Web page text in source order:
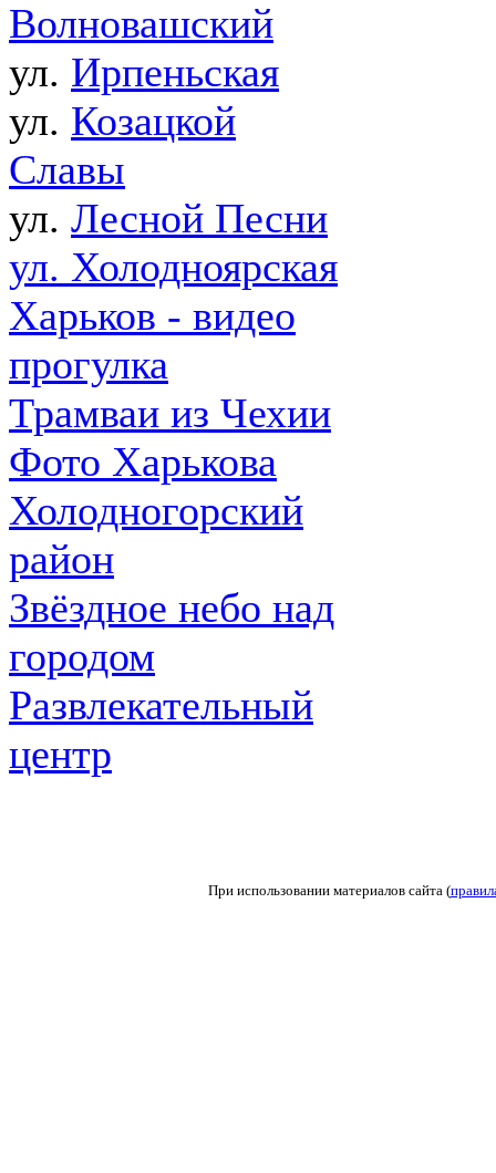
Волновашский
ул. Ирпеньская
ул. Козацкой
Славы
ул. Лесной Песни
ул. Холодноярская
Харьков - видео
прогулка
Трамваи из Чехии
Фото Харькова
Холодногорский
район
Звёздное небо над
городом
Развлекательный
центр
При использовании материалов сайта (